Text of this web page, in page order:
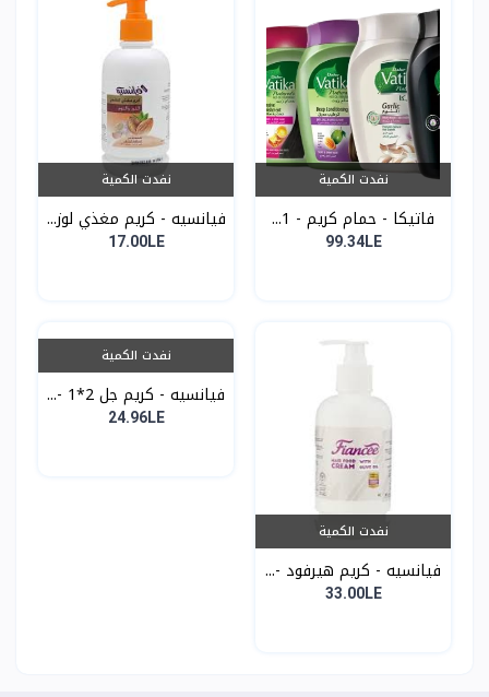
نفدت الكمية
فاتيكا - حمام كريم - 1...
99.34LE
نفدت الكمية
فيانسيه - كريم مغذي لوز...
17.00LE
نفدت الكمية
فيانسيه - كريم هيرفود -...
33.00LE
نفدت الكمية
فيانسيه - كريم جل 2*1 -...
24.96LE